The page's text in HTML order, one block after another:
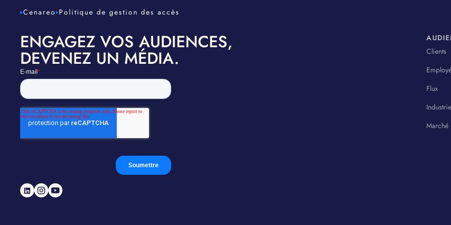
Cenareo Politique de gestion des accès
ENGAGEZ VOS AUDIENCES,
DEVENEZ UN MÉDIA.
Clients
Flux
Marché